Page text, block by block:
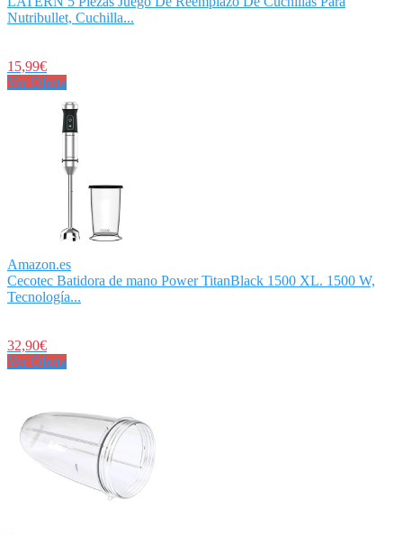
Nutribullet, Cuchilla...
15,99€
Ver Oferta
Amazon.es
Cecotec Batidora de mano Power TitanBlack 1500 XL. 1500 W,
Tecnología...
32,90€
Ver Oferta